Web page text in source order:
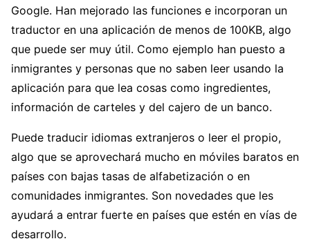
Google. Han mejorado las funciones e incorporan un
traductor en una aplicación de menos de 100KB, algo
que puede ser muy útil. Como ejemplo han puesto a
inmigrantes y personas que no saben leer usando la
aplicación para que lea cosas como ingredientes,
información de carteles y del cajero de un banco.
Puede traducir idiomas extranjeros o leer el propio,
algo que se aprovechará mucho en móviles baratos en
países con bajas tasas de alfabetización o en
comunidades inmigrantes. Son novedades que les
ayudará a entrar fuerte en países que estén en vías de
desarrollo.